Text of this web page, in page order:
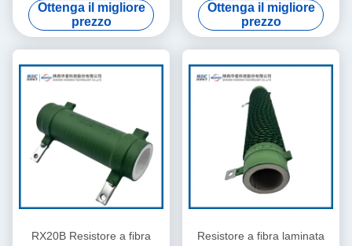
Ottenga il migliore
prezzo
Ottenga il migliore
prezzo
RX20B Resistore a fibra
Resistore a fibra laminata